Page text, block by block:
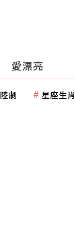
愛漂亮
陸劇 星座生肖